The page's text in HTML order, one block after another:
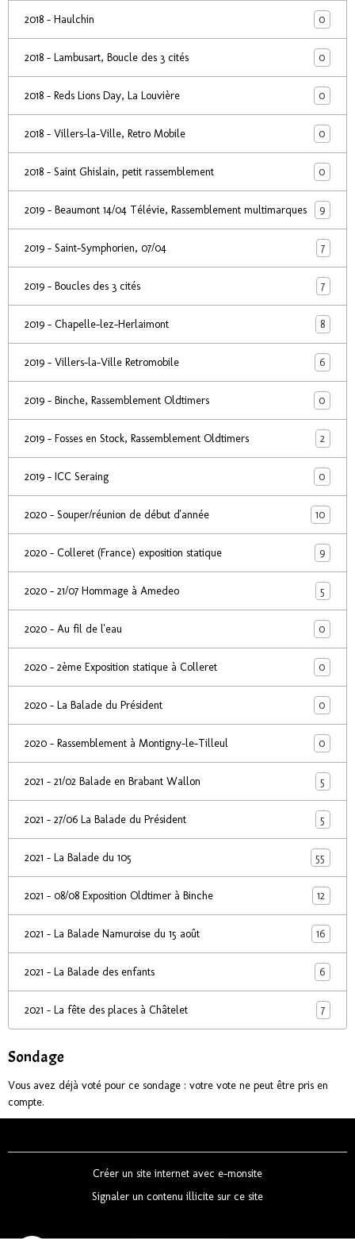
2018 - Haulchin 0
2018 - Lambusart, Boucle des 3 cités 0
2018 - Reds Lions Day, La Louvière 0
2018 - Villers-la-Ville, Retro Mobile 0
2018 - Saint Ghislain, petit rassemblement 0
2019 - Beaumont 14/04 Télévie, Rassemblement multimarques 9
2019 - Saint-Symphorien, 07/04 7
2019 - Boucles des 3 cités 7
2019 - Chapelle-lez-Herlaimont 8
2019 - Villers-la-Ville Retromobile 6
2019 - Binche, Rassemblement Oldtimers 0
2019 - Fosses en Stock, Rassemblement Oldtimers 2
2019 - ICC Seraing 0
2020 - Souper/réunion de début d'année 10
2020 - Colleret (France) exposition statique 9
2020 - 21/07 Hommage à Amedeo 5
2020 - Au fil de l'eau 0
2020 - 2ème Exposition statique à Colleret 0
2020 - La Balade du Président 0
2020 - Rassemblement à Montigny-le-Tilleul 0
2021 - 21/02 Balade en Brabant Wallon 5
2021 - 27/06 La Balade du Président 5
2021 - La Balade du 105 55
2021 - 08/08 Exposition Oldtimer à Binche 12
2021 - La Balade Namuroise du 15 août 16
2021 - La Balade des enfants 6
2021 - La fête des places à Châtelet 7
Sondage
Vous avez déjà voté pour ce sondage : votre vote ne peut être pris en
compte.
Créer un site internet avec e-monsite
Signaler un contenu illicite sur ce site